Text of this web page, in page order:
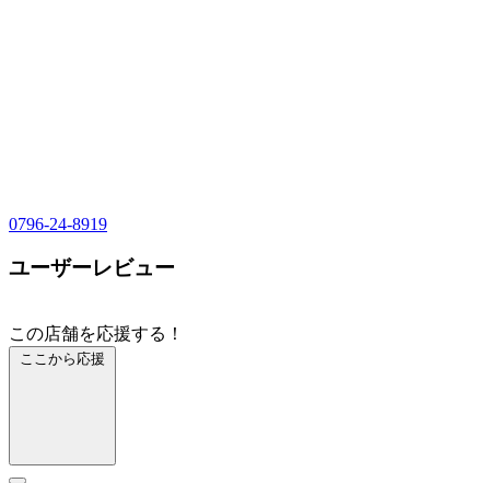
0796-24-8919
ユーザーレビュー
この店舗を応援する！
ここから応援